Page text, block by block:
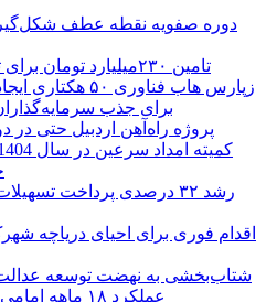
تامین ۲۳۰میلیارد تومان برای تکمیل تالار شهر اردبیل
برای جذب
پروژه راه‌آهن اردبیل حتی در
شتاب‌بخشی به نهضت توسعه
عملکرد ۱۸ ماهه امامی یگانه مورد قبول است